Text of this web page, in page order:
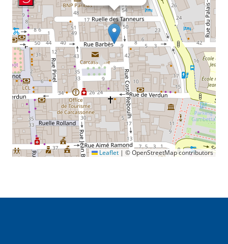
Recenter Map
Leaflet | © OpenStreetMap contributors